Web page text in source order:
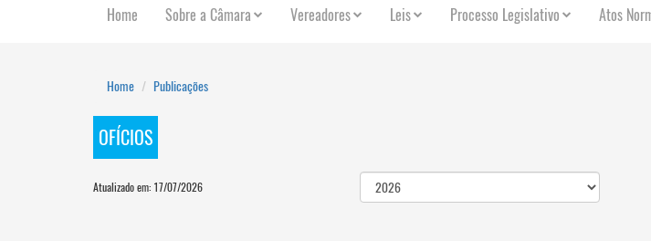
Home Sobre a Câmara Vereadores Leis Processo Legislativo Atos
Home Publicações
OFÍCIOS
Atualizado em: 17/07/2026